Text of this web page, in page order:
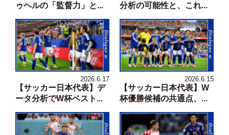
ゥヘルの「監督力」と...
分析の可能性と、これ...
2026.6.17
【サッカー日本代表】デ
ータ分析でW杯ベスト...
2026.6.15
【サッカー日本代表】W
杯優勝候補の共通点、...